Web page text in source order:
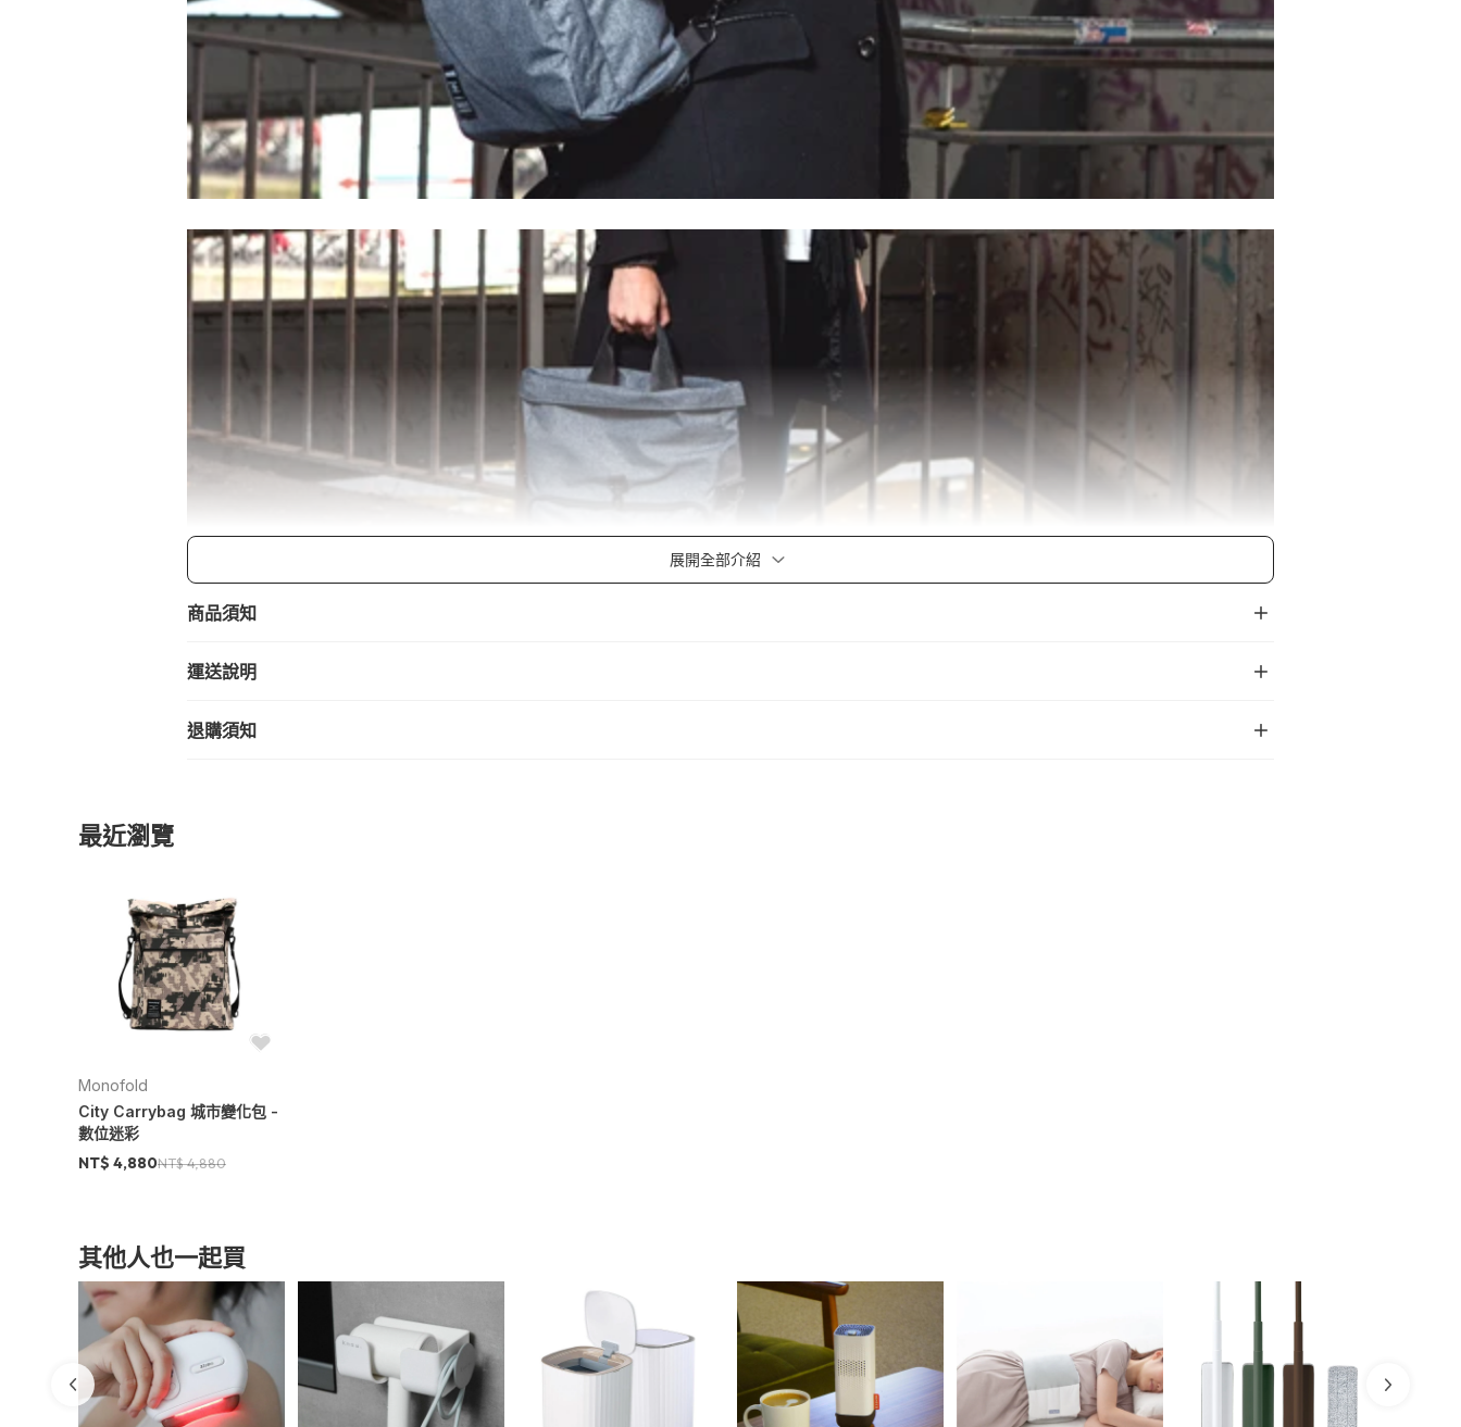
展開全部介紹
重量：0.9 kg
尺寸：32 x 44 x 15 cm
容量：22L
顏色：數位迷彩
可容納：小於、或與15″ Macbook Pro同樣尺寸的筆記型以及平板電腦
產地：韓國
產生，我們會在第一時間更新國際預購商品最新訊息內的狀態與到貨日期。因突發不可抗拒之因素，致使預購商品無法如預計時間出貨，citiesocial將保留取
消您訂單的權利，取消後也將主動辦理退款事宜。
購買須知
商品須知
1. 產品因拍攝關係顏色可能略有差異，實際以廠商出貨為主。
商品須知
運送說明
退購須知
最近瀏覽
Monofold
City Carrybag 城市變化包 -
數位迷彩
NT$ 4,880NT$ 4,880
其他人也一起買